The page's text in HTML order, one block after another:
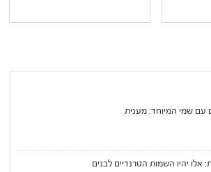
עם שמי המיוחד: מענית
אלו יהיו השמות הטרנדיים לבנים